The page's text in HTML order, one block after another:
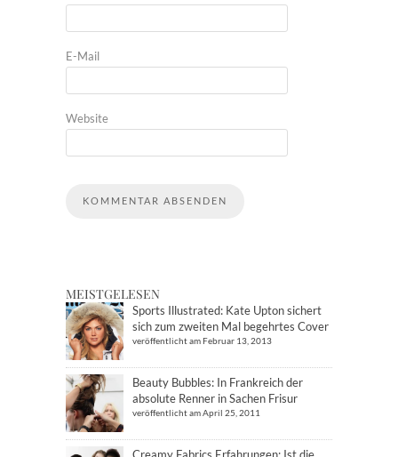
E-Mail
Website
MEISTGELESEN
Sports Illustrated: Kate Upton sichert
sich zum zweiten Mal begehrtes Cover
veröffentlicht am Februar 13, 2013
Beauty Bubbles: In Frankreich der
absolute Renner in Sachen Frisur
veröffentlicht am April 25, 2011